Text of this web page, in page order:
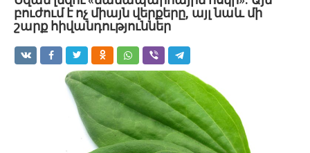
բուժում է ոչ միայն վերքերը, այլ նաև մի
շարք հիվանդություններ